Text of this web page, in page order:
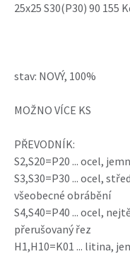
25x25 S30(P30) 90 155
stav: NOVÝ, 100%
MOŽNO VÍCE KS
PŘEVODNÍK:
S2,S20=P20 ... ocel,
S3,S30=P30 ... ocel,
všeobecné obrábění
S4,S40=P40 ... ocel,
přerušovaný řez
H1,H10=K01 ... litina,